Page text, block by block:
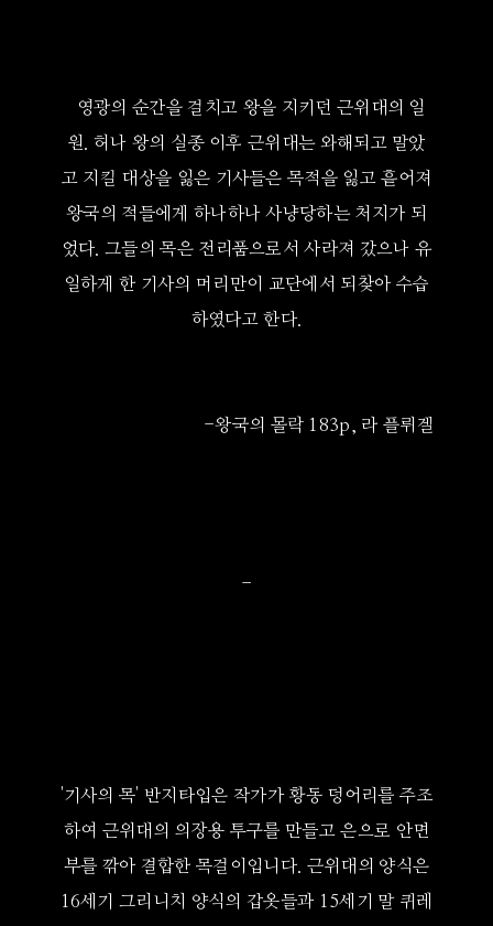
영광의 순간을 걸치고 왕을 지키던 근위대의 일
원. 허나 왕의 실종 이후 근위대는 와해되고 말았
고 지킬 대상을 잃은 기사들은 목적을 잃고 흩어져
왕국의 적들에게 하나하나 사냥당하는 처지가 되
었다. 그들의 목은 전리품으로서 사라져 갔으나 유
일하게 한 기사의 머리만이 교단에서 되찾아 수습
하였다고 한다.
-왕국의 몰락 183p, 라 플뤼겔
-
'기사의 목' 반지타입은 작가가 황동 덩어리를 주조
하여 근위대의 의장용 투구를 만들고 은으로 안면
부를 깎아 결합한 목걸이입니다. 근위대의 양식은
16세기 그리니치 양식의 갑옷들과 15세기 말 퀴레